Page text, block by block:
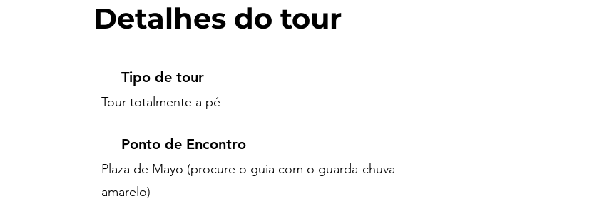
Detalhes do tour
Tipo de tour
Tour totalmente a pé
Ponto de Encontro
Plaza de Mayo (procure o guia com o guarda-chuva
amarelo)